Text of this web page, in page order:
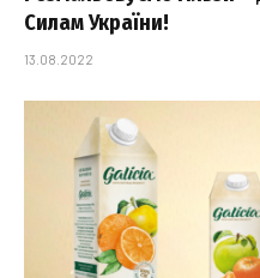
Силам України!
13.08.2022